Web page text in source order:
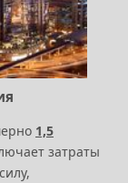
1,5
затраты